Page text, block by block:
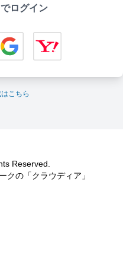
ログイン
こちら
Reserved.
クの「クラウディア」